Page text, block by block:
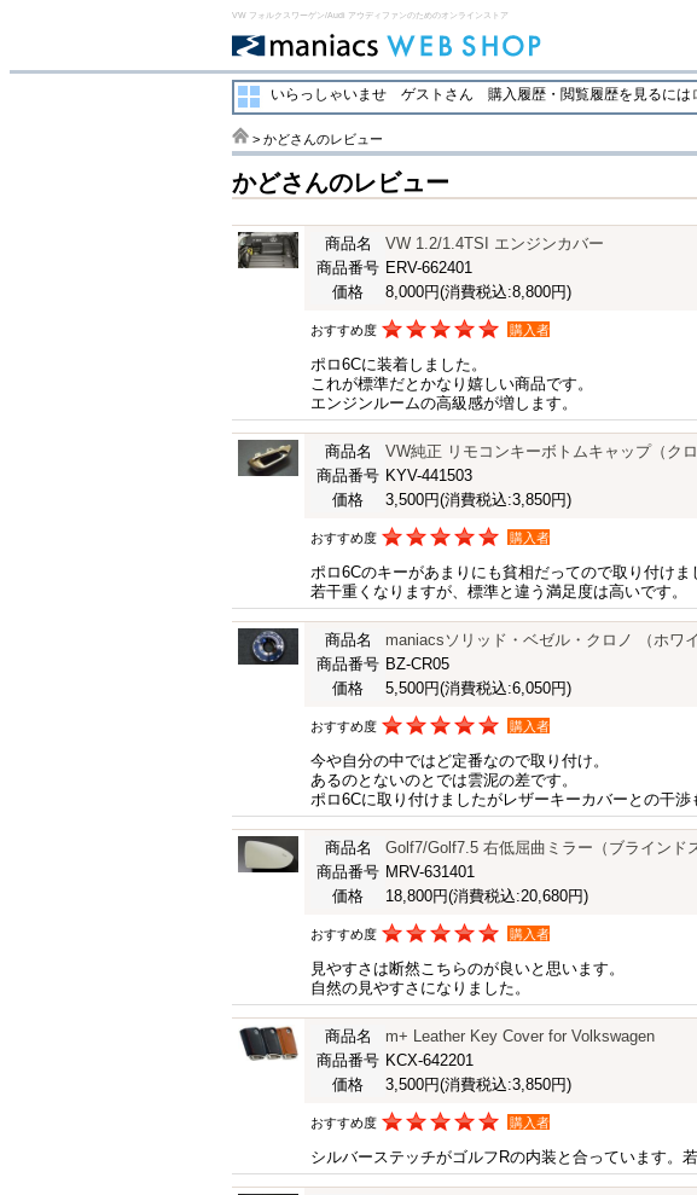
VW フォルクスワーゲン/Audi アウディファンのためのオンラインストア
いらっしゃいませ ゲストさん 購入履歴・閲覧履歴を見るには
> かどさんのレビュー
かどさんのレビュー
商品名
VW 1.2/1.4TSI エンジンカバー
商品番号 ERV-662401
価格
8,000円(消費税込:8,800円)
おすすめ度 購入者
ポロ6Cに装着しました。
これが標準だとかなり嬉しい商品です。
エンジンルームの高級感が増します。
商品名
VW純正 リモコンキーボトムキャップ（クロ
商品番号 KYV-441503
価格
3,500円(消費税込:3,850円)
おすすめ度 購入者
ポロ6Cのキーがあまりにも貧相だってので取り付けま
若干重くなりますが、標準と違う満足度は高いです。
商品名
maniacsソリッド・ベゼル・クロノ （ホワ
商品番号 BZ-CR05
価格
5,500円(消費税込:6,050円)
おすすめ度 購入者
今や自分の中ではど定番なので取り付け。
あるのとないのとでは雲泥の差です。
ポロ6Cに取り付けましたがレザーキーカバーとの干渉
商品名
Golf7/Golf7.5 右低屈曲ミラー（ブラインド
商品番号 MRV-631401
価格
18,800円(消費税込:20,680円)
おすすめ度 購入者
見やすさは断然こちらのが良いと思います。
自然の見やすさになりました。
商品名
m+ Leather Key Cover for Volkswagen
商品番号 KCX-642201
価格
3,500円(消費税込:3,850円)
おすすめ度 購入者
シルバーステッチがゴルフRの内装と合っています。